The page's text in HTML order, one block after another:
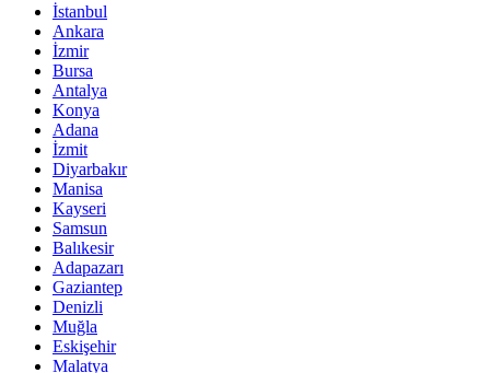
İstanbul
Ankara
İzmir
Bursa
Antalya
Konya
Adana
İzmit
Diyarbakır
Manisa
Kayseri
Samsun
Balıkesir
Adapazarı
Gaziantep
Denizli
Muğla
Eskişehir
Malatya